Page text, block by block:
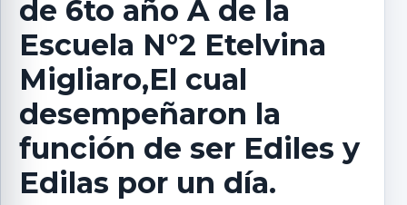
de 6to año A de la
Escuela N°2 Etelvina
Migliaro,El cual
desempeñaron la
función de ser Ediles y
Edilas por un día.